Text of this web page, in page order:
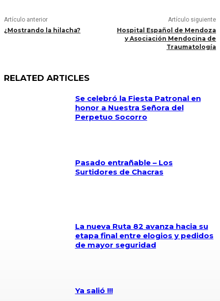
Artículo anterior
¿Mostrando la hilacha?
Artículo siguiente
Hospital Español de Mendoza
y Asociación Mendocina de
Traumatología
RELATED ARTICLES
Se celebró la Fiesta Patronal en
honor a Nuestra Señora del
Perpetuo Socorro
Pasado entrañable – Los
Surtidores de Chacras
La nueva Ruta 82 avanza hacia su
etapa final entre elogios y pedidos
de mayor seguridad
Ya salió !!!